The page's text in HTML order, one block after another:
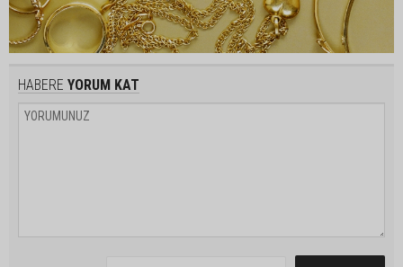
HABERE YORUM KAT